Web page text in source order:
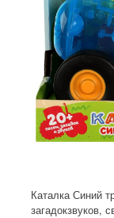
Каталка Синий
загадокзвуков,